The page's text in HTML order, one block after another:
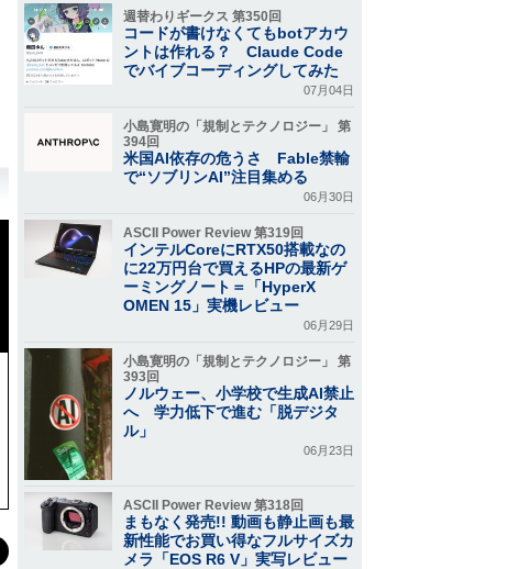
週替わりギークス 第350回
コードが書けなくてもbotアカウ
ントは作れる？ Claude Code
でバイブコーディングしてみた
07月04日
小島寛明の「規制とテクノロジー」 第
394回
米国AI依存の危うさ Fable禁輸
で“ソブリンAI”注目集める
06月30日
ASCII Power Review 第319回
インテルCoreにRTX50搭載なの
に22万円台で買えるHPの最新ゲ
ーミングノート＝「HyperX
OMEN 15」実機レビュー
06月29日
小島寛明の「規制とテクノロジー」 第
393回
ノルウェー、小学校で生成AI禁止
へ 学力低下で進む「脱デジタ
ル」
06月23日
ASCII Power Review 第318回
まもなく発売!! 動画も静止画も最
新性能でお買い得なフルサイズカ
メラ「EOS R6 V」実写レビュー